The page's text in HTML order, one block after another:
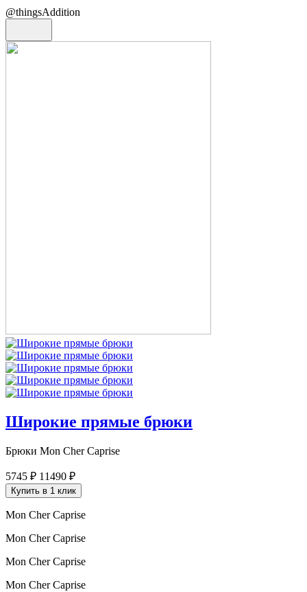
@thingsAddition
Широкие прямые брюки
Брюки Mon Cher Caprise
5745 ₽ 11490 ₽
Купить в 1 клик
Mon Cher Caprise
Mon Cher Caprise
Mon Cher Caprise
Mon Cher Caprise